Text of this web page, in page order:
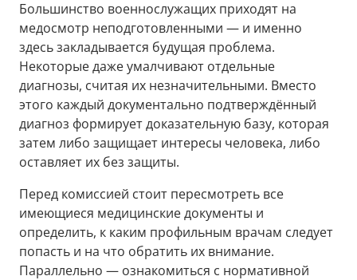
Большинство военнослужащих приходят на
медосмотр неподготовленными — и именно
здесь закладывается будущая проблема.
Некоторые даже умалчивают отдельные
диагнозы, считая их незначительными. Вместо
этого каждый документально подтверждённый
диагноз формирует доказательную базу, которая
затем либо защищает интересы человека, либо
оставляет их без защиты.
Перед комиссией стоит пересмотреть все
имеющиеся медицинские документы и
определить, к каким профильным врачам следует
попасть и на что обратить их внимание.
Параллельно — ознакомиться с нормативной